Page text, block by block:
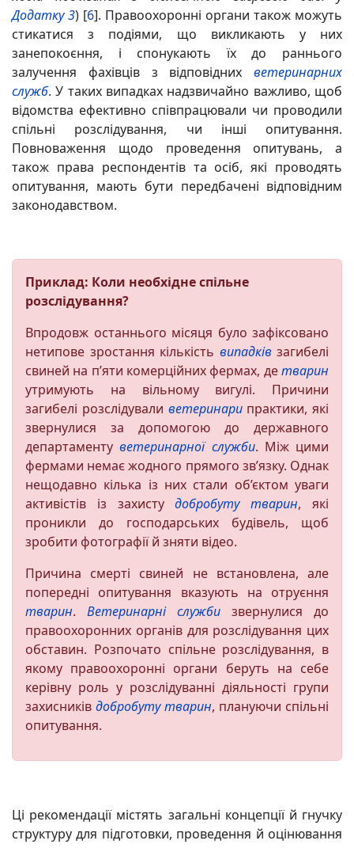
Додатку 3) [6]. Правоохоронні органи також можуть
стикатися з подіями, що викликають у них
занепокоєння, і спонукають їх до раннього
залучення фахівців з відповідних
ветеринарних
служб. У таких випадках надзвичайно важливо, щоб
відомства ефективно співпрацювали чи проводили
спільні розслідування, чи інші опитування.
Повноваження щодо проведення опитувань, а
також права респондентів та осіб, які проводять
опитування, мають бути передбачені відповідним
законодавством.
Приклад: Коли необхідне спільне
розслідування?
Впродовж останнього місяця було зафіксовано
нетипове зростання кількість випадківзагибелі
свиней на п’яти комерційних фермах, детварин
утримують на вільному вигулі. Причини
загибелі розслідували ветеринарипрактики, які
звернулися за допомогою до державного
департаментуветеринарної служби. Між цими
фермами немає жодного прямого зв’язку. Однак
нещодавно кілька із них стали об’єктом уваги
активістів із захистудобробуту тварин, які
проникли до господарських будівель, щоб
зробити фотографії й зняти відео.
Причина смерті свиней не встановлена, але
попередні опитування вказують на отруєння
тварин. Ветеринарні служби звернулися до
правоохоронних органів для розслідування цих
обставин. Розпочато спільне розслідування, в
якому правоохоронні органи беруть на себе
керівну роль у розслідуванні діяльності групи
захисників добробуту тварин, плануючи спільні
опитування.
Ці рекомендації містять загальні концепції й гнучку
структуру для підготовки, проведення й оцінювання